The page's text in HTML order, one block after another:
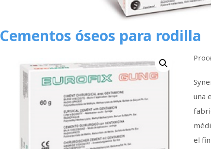
Cementos óseos para rodilla
una
el